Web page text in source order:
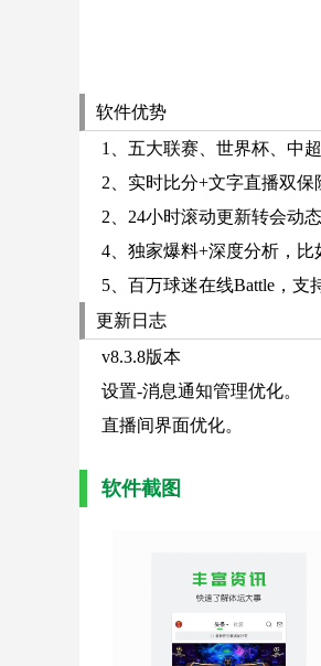
软件优势
1、五大联赛、世界杯、中
2、实时比分+文字直播双保
2、24小时滚动更新转会动
4、独家爆料+深度分析，比
5、百万球迷在线Battle，支
更新日志
v8.3.8版本
设置-消息通知管理优化。
直播间界面优化。
软件截图